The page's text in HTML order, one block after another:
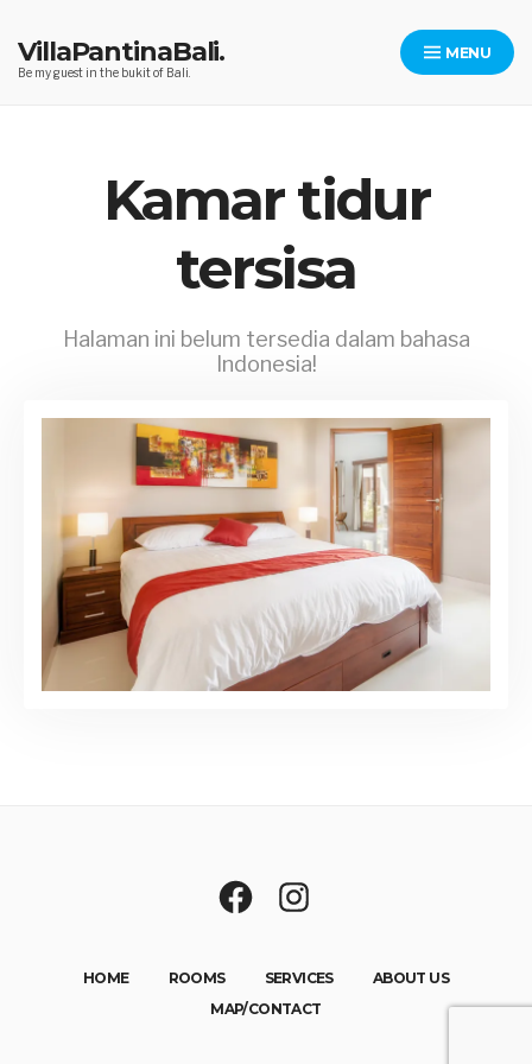
to
content
VillaPantinaBali.
Be my guest in the bukit of Bali.
MENU
Kamar tidur
tersisa
Halaman ini belum tersedia dalam bahasa
Indonesia!
HOME ROOMS SERVICES
ABOUT US
MAP/CONTACT